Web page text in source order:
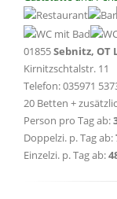
01855Sebnitz,
Kirnitzschtalstr. 11
Telefon: 035971
20 Betten +
Person pro Tag ab:
Doppelzi. p. Tag ab:
Einzelzi. p. Tag ab: